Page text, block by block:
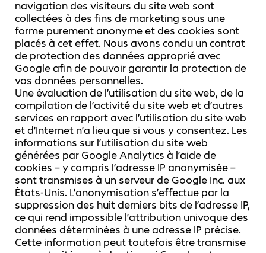
navigation des visiteurs du site web sont
collectées à des fins de marketing sous une
forme purement anonyme et des cookies sont
placés à cet effet. Nous avons conclu un contrat
de protection des données approprié avec
Google afin de pouvoir garantir la protection de
vos données personnelles.
Une évaluation de l’utilisation du site web, de la
compilation de l’activité du site web et d’autres
services en rapport avec l’utilisation du site web
et d’Internet n’a lieu que si vous y consentez. Les
informations sur l’utilisation du site web
générées par Google Analytics à l’aide de
cookies – y compris l’adresse IP anonymisée –
sont transmises à un serveur de Google Inc. aux
États-Unis. L’anonymisation s’effectue par la
suppression des huit derniers bits de l’adresse IP,
ce qui rend impossible l’attribution univoque des
données déterminées à une adresse IP précise.
Cette information peut toutefois être transmise